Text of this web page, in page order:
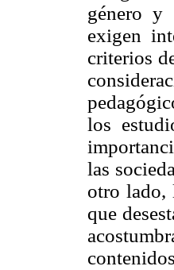
género y
exigen
criterios
los
las
otro lado,
que